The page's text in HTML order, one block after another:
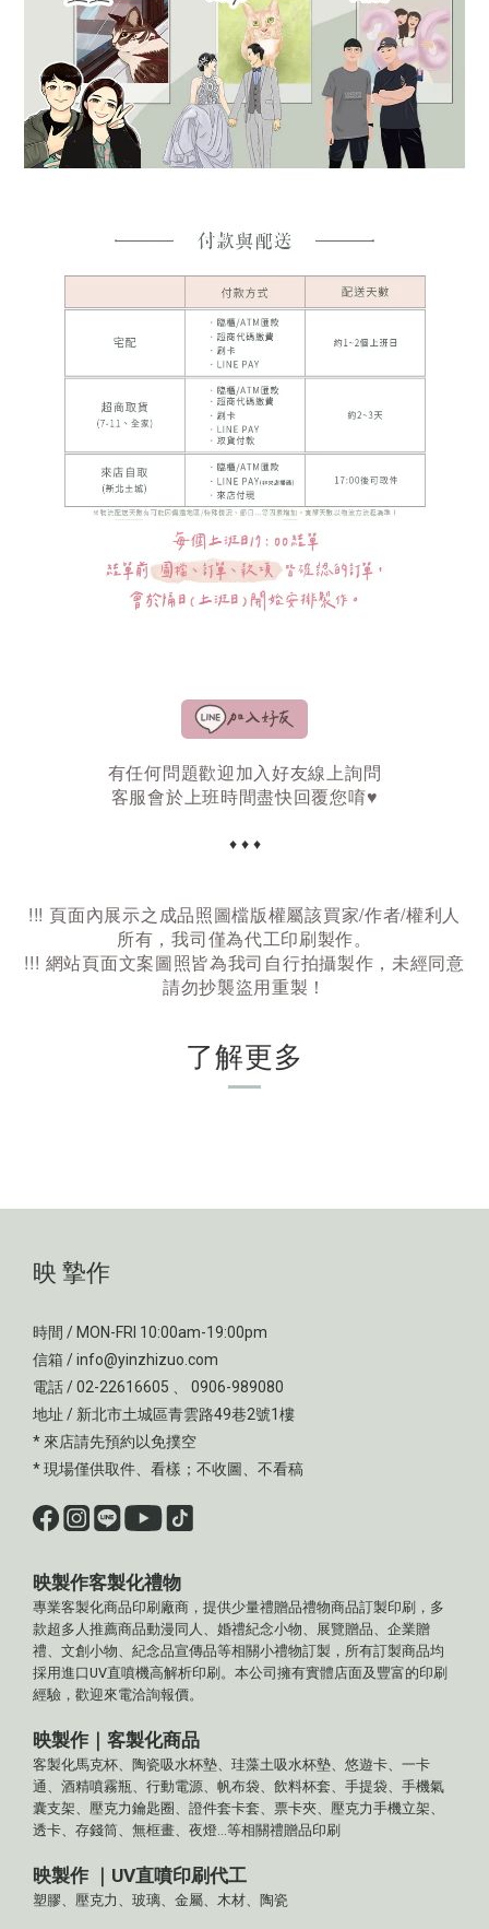
有任何問題歡迎加入好友線上詢問
客服會於上班時間盡快回覆您唷♥
♦ ♦ ♦
!!! 頁面內展示之成品照圖檔版權屬該買家/作者/權利人
所有，我司僅為代工印刷製作。
!!! 網站頁面文案圖照皆為我司自行拍攝製作，未經同意
請勿抄襲盜用重製！
了解更多
映 摯作
時間 / MON-FRI 10:00am-19:00pm
信箱 / info@yinzhizuo.com
電話 / 02-22616605 、 0906-989080
地址 / 新北市土城區青雲路49巷2號1樓
* 來店請先預約以免撲空
* 現場僅供取件、看樣；不收圖、不看稿
映製作客製化禮物
專業客製化商品印刷廠商，提供少量禮贈品禮物商品訂製印刷，多
款超多人推薦商品動漫同人、婚禮紀念小物、展覽贈品、企業贈
禮、文創小物、紀念品宣傳品等相關小禮物訂製，所有訂製商品均
採用進口UV直噴機高解析印刷。本公司擁有實體店面及豐富的印刷
經驗，歡迎來電洽詢報價。
映製作｜客製化商品
客製化馬克杯、陶瓷吸水杯墊、珪藻土吸水杯墊、悠遊卡、一卡
通、酒精噴霧瓶、行動電源、帆布袋、飲料杯套、手提袋、手機氣
囊支架、壓克力鑰匙圈、證件套卡套、票卡夾、壓克力手機立架、
透卡、存錢筒、無框畫、夜燈...等相關禮贈品印刷
映製作 ｜UV直噴印刷代工
塑膠、壓克力、玻璃、金屬、木材、陶瓷